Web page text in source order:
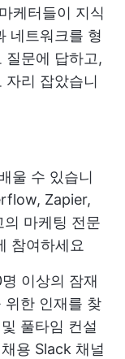
케터들이 지식
네트워크를 형
질문에 답하고,
리 잡았습니
울 수 있습니
Zapier,
마케팅 전문
참여하세요
이상의 잠재
위한 인재를 찾
풀타임 컨설
용 Slack 채널